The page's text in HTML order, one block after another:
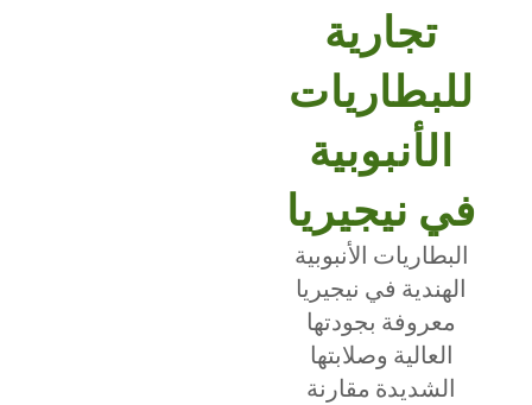
تجارية
للبطاريات
الأنبوبية
في نيجيريا
البطاريات الأنبوبية
الهندية في نيجيريا
معروفة بجودتها
العالية وصلابتها
الشديدة مقارنة